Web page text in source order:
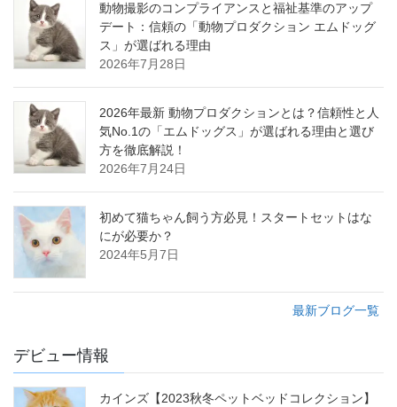
動物撮影のコンプライアンスと福祉基準のアップ
デート：信頼の「動物プロダクション エムドッグ
ス」が選ばれる理由
2026年7月28日
2026年最新 動物プロダクションとは？信頼性と人
気No.1の「エムドッグス」が選ばれる理由と選び
方を徹底解説！
2026年7月24日
初めて猫ちゃん飼う方必見！スタートセットはな
にが必要か？
2024年5月7日
最新ブログ一覧
デビュー情報
カインズ【2023秋冬ペットベッドコレクション】